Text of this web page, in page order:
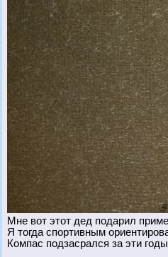
Мне вот этот дед подарил
Я тогда спортивным
Компас подзасрался за эти